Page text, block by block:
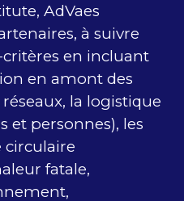
AdVaes
à suivre
en incluant
en amont des
la logistique
et personnes), les
circulaire
fatale,